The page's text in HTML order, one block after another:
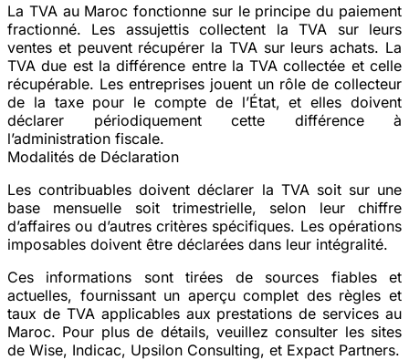
La TVA au Maroc fonctionne sur le principe du paiement
fractionné. Les assujettis collectent la TVA sur leurs
ventes et peuvent récupérer la TVA sur leurs achats. La
TVA due est la différence entre la TVA collectée et celle
récupérable. Les entreprises jouent un rôle de collecteur
de la taxe pour le compte de l’État, et elles doivent
déclarer périodiquement cette différence à
l’administration fiscale.
Modalités de Déclaration
Les contribuables doivent déclarer la TVA soit sur une
base mensuelle soit trimestrielle, selon leur chiffre
d’affaires ou d’autres critères spécifiques. Les opérations
imposables doivent être déclarées dans leur intégralité.
Ces informations sont tirées de sources fiables et
actuelles, fournissant un aperçu complet des règles et
taux de TVA applicables aux prestations de services au
Maroc. Pour plus de détails, veuillez consulter les sites
de Wise​​, Indicac​​​​, Upsilon Consulting​​, et Expact Partners​​.